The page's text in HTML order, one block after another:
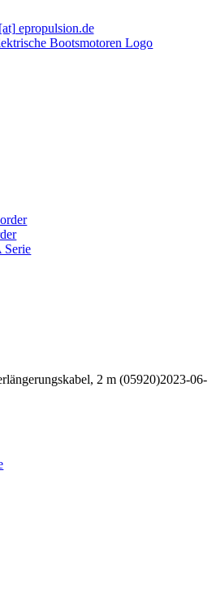
epropulsion.de
Serie
2 m (05920)2023-06-